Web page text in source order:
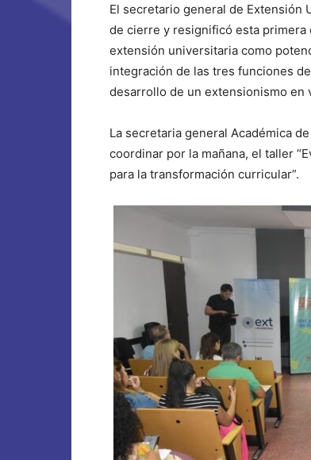
El secretario general de Extensión
de cierre y resignificó esta primera
extensión universitaria como
integración de las tres funciones
desarrollo de un extensionismo en
La secretaria general Académica
coordinar por la mañana, el taller
para la transformación curricular”.